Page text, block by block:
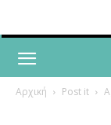
Αρχική Post it